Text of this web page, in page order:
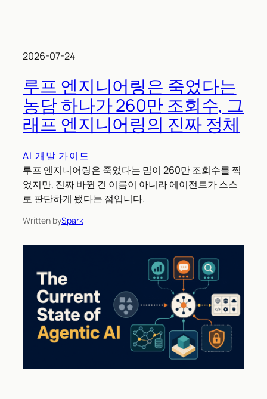
2026-07-24
루프 엔지니어링은 죽었다는
농담 하나가 260만 조회수, 그
래프 엔지니어링의 진짜 정체
AI 개발 가이드
루프 엔지니어링은 죽었다는 밈이 260만 조회수를 찍
었지만, 진짜 바뀐 건 이름이 아니라 에이전트가 스스
로 판단하게 됐다는 점입니다.
Written bySpark